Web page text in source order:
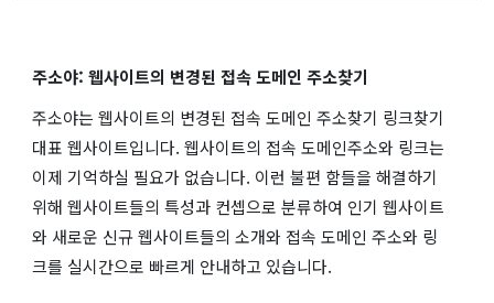
주소야: 웹사이트의 변경된 접속 도메인 주소찾기
주소야는 웹사이트의 변경된 접속 도메인 주소찾기 링크찾기
대표 웹사이트입니다. 웹사이트의 접속 도메인주소와 링크는
이제 기억하실 필요가 없습니다. 이런 불편 함들을 해결하기
위해 웹사이트들의 특성과 컨셉으로 분류하여 인기 웹사이트
와 새로운 신규 웹사이트들의 소개와 접속 도메인 주소와 링
크를 실시간으로 빠르게 안내하고 있습니다.